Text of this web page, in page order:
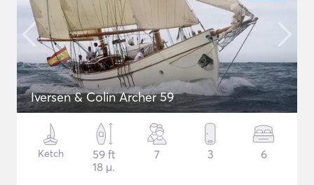
Iversen & Colin Archer 59
Ketch
59 ft
18 μ.
7 3 6